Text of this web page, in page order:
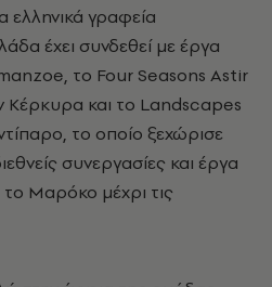
ελληνικά γραφεία
έχει συνδεθεί με έργα
το Four Seasons Astir
Κέρκυρα και το Landscapes
το οποίο ξεχώρισε
συνεργασίες και έργα
Μαρόκο μέχρι τις